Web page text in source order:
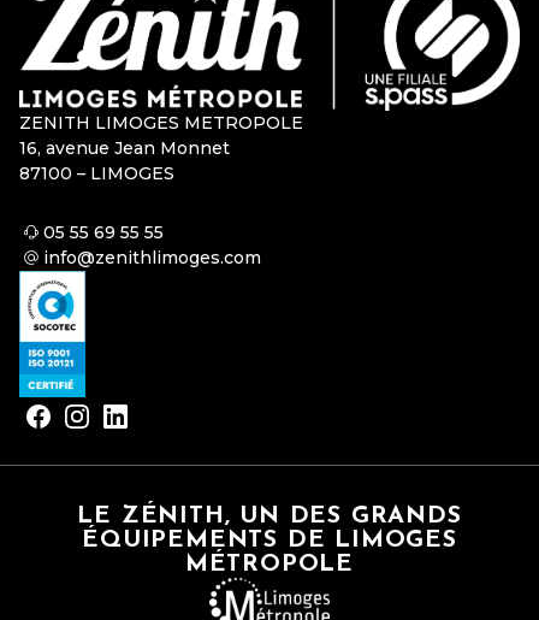
ZENITH LIMOGES METROPOLE
16, avenue Jean Monnet
87100 – LIMOGES
05 55 69 55 55
info@zenithlimoges.com
LE ZÉNITH, UN DES GRANDS
ÉQUIPEMENTS DE LIMOGES
MÉTROPOLE